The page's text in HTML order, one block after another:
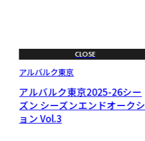
CLOSE
アルバルク東京
アルバルク東京2025-26シー
ズン シーズンエンドオークシ
ョン Vol.3